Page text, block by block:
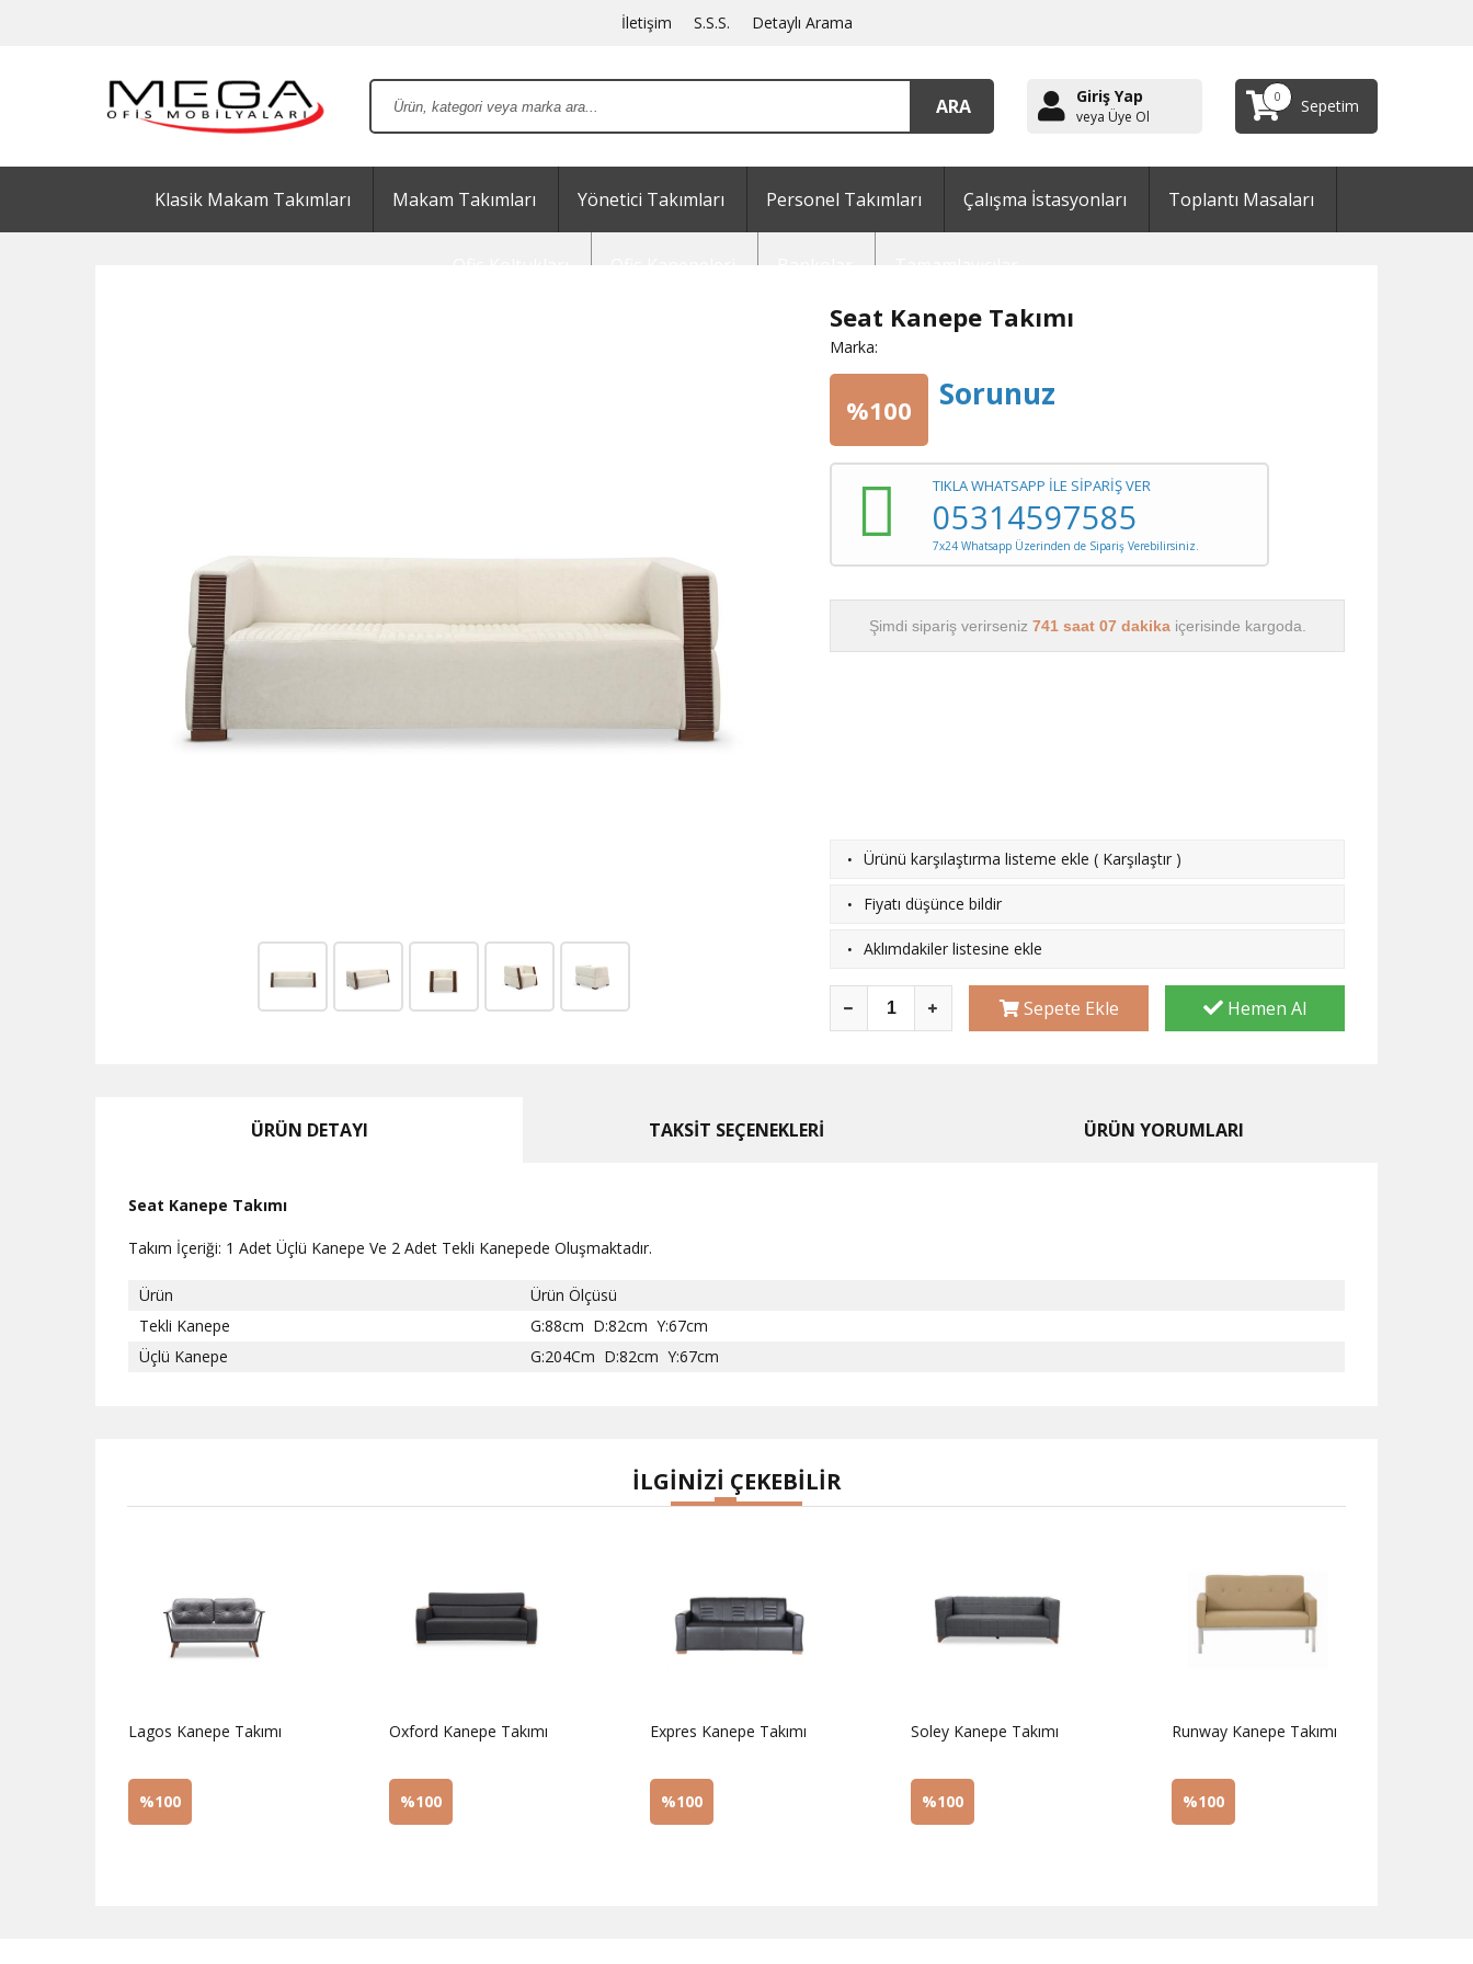
İletişim S.S.S. Detaylı Arama
Giriş Yap
veya Üye Ol
0 Sepetim
Klasik Makam Takımları Makam Takımları Yönetici Takımları Personel Takımları Çalışma İstasyonları Toplantı Masaları
Seat Kanepe Takımı
Marka:
%100 Sorunuz
TIKLA WHATSAPP İLE SİPARİŞ VER
05314597585
7x24 Whatsapp Üzerinden de Sipariş Verebilirsiniz.
Şimdi sipariş verirseniz 741 saat 07 dakika içerisinde kargoda.
· Ürünü karşılaştırma listeme ekle ( Karşılaştır )
· Fiyatı düşünce bildir
· Aklımdakiler listesine ekle
Sepete Ekle Hemen Al
ÜRÜN DETAYI TAKSİT SEÇENEKLERİ ÜRÜN YORUMLARI
Seat Kanepe Takımı
Takım İçeriği: 1 Adet Üçlü Kanepe Ve 2 Adet Tekli Kanepede Oluşmaktadır.
Ürün
Ürün Ölçüsü
Tekli Kanepe
G:88cm D:82cm Y:67cm
Üçlü Kanepe
G:204Cm D:82cm Y:67cm
İLGİNİZİ ÇEKEBİLİR
Lagos Kanepe Takımı
%100
Oxford Kanepe Takımı
%100
Expres Kanepe Takımı
%100
Soley Kanepe Takımı
%100
Runway Kanepe Takımı
%100